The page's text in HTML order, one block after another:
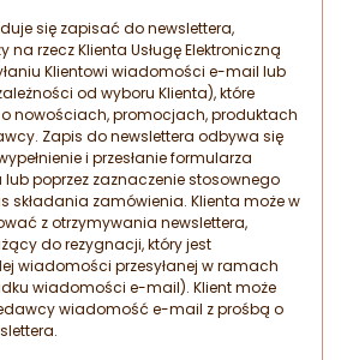
się zapisać do newslettera,
rzecz Klienta Usługę Elektroniczną
Klientowi wiadomości e-mail lub
od wyboru Klienta), które
nowościach, promocjach, produktach
Zapis do newslettera odbywa się
i przesłanie formularza
poprzez zaznaczenie stosownego
składania zamówienia. Klienta może w
z otrzymywania newslettera,
do rezygnacji, który jest
wiadomości przesyłanej w ramach
wiadomości e-mail). Klient może
wiadomość e-mail z prośbą o